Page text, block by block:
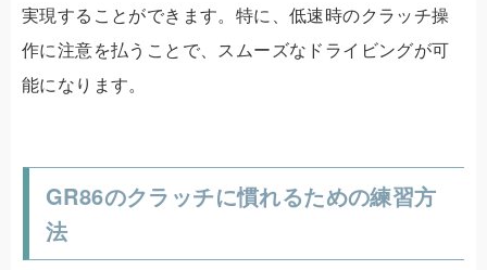
実現することができます。特に、低速時のクラッチ操
作に注意を払うことで、スムーズなドライビングが可
能になります。
GR86のクラッチに慣れるための練習方
法